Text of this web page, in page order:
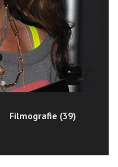
Filmografie (39)